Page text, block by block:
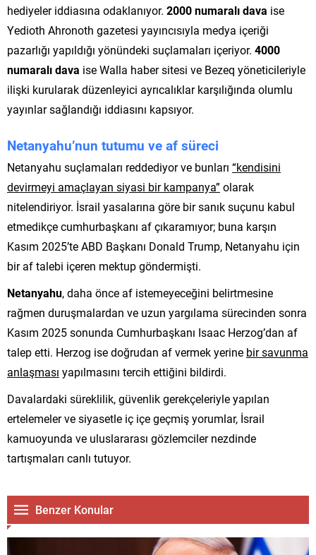
hediyeler iddiasına odaklanıyor. 2000 numaralı dava ise
Yedioth Ahronoth gazetesi yayıncısıyla medya içeriği
pazarlığı yapıldığı yönündeki suçlamaları içeriyor. 4000
numaralı dava ise Walla haber sitesi ve Bezeq yöneticileriyle
ilişki kurularak düzenleyici ayrıcalıklar karşılığında olumlu
yayınlar sağlandığı iddiasını kapsıyor.
Netanyahu’nun tutumu ve af süreci
Netanyahu suçlamaları reddediyor ve bunları “kendisini
devirmeyi amaçlayan siyasi bir kampanya” olarak
nitelendiriyor. İsrail yasalarına göre bir sanık suçunu kabul
etmedikçe cumhurbaşkanı af çıkaramıyor; buna karşın
Kasım 2025’te ABD Başkanı Donald Trump, Netanyahu için
bir af talebi içeren mektup göndermişti.
Netanyahu, daha önce af istemeyeceğini belirtmesine
rağmen duruşmalardan ve uzun yargılama sürecinden sonra
Kasım 2025 sonunda Cumhurbaşkanı Isaac Herzog’dan af
talep etti. Herzog ise doğrudan af vermek yerine bir savunma
anlaşması yapılmasını tercih ettiğini bildirdi.
Davalardaki süreklilik, güvenlik gerekçeleriyle yapılan
ertelemeler ve siyasetle iç içe geçmiş yorumlar, İsrail
kamuoyunda ve uluslararası gözlemciler nezdinde
tartışmaları canlı tutuyor.
Benzer Konular